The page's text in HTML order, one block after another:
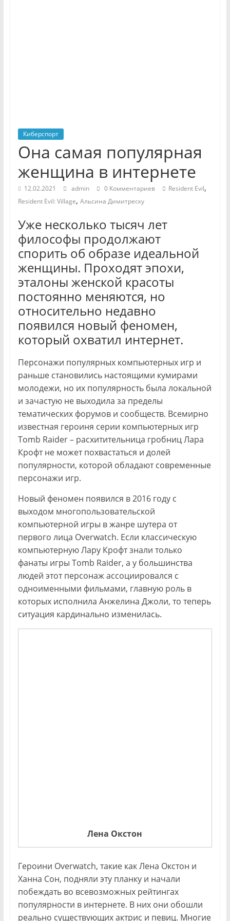
Киберспорт
Она самая популярная
женщина в интернете
12.02.2021 admin 0 Комментариев Resident Evil,
Resident Evil: Village, Альсина Димитреску
Уже несколько тысяч лет
философы продолжают
спорить об образе идеальной
женщины. Проходят эпохи,
эталоны женской красоты
постоянно меняются, но
относительно недавно
появился новый феномен,
который охватил интернет.
Персонажи популярных компьютерных игр и
раньше становились настоящими кумирами
молодежи, но их популярность была локальной
и зачастую не выходила за пределы
тематических форумов и сообществ. Всемирно
известная героиня серии компьютерных игр
Tomb Raider – расхитительница гробниц Лара
Крофт не может похвастаться и долей
популярности, которой обладают современные
персонажи игр.
Новый феномен появился в 2016 году с
выходом многопользовательской
компьютерной игры в жанре шутера от
первого лица Overwatch. Если классическую
компьютерную Лару Крофт знали только
фанаты игры Tomb Raider, а у большинства
людей этот персонаж ассоциировался с
одноименными фильмами, главную роль в
которых исполнила Анжелина Джоли, то теперь
ситуация кардинально изменилась.
Лена Окстон
Героини Overwatch, такие как Лена Окстон и
Ханна Сон, подняли эту планку и начали
побеждать во всевозможных рейтингах
популярности в интернете. В них они обошли
реально существующих актрис и певиц. Многие